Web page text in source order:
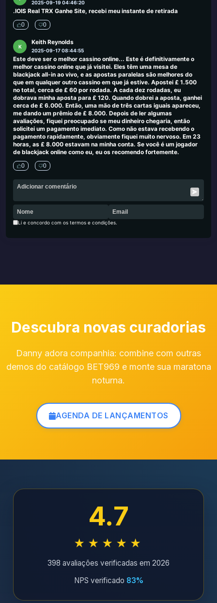
2025-09-19 04:46:20
.IOIS Real TRX Ganhe Site, recebi meu instante de retirada
0 0
K
Keith Reynolds
2025-09-17 08:44:55
Este deve ser o melhor cassino online... Este é definitivamente o
melhor cassino online que já visitei. Eles têm uma mesa de
blackjack all-in ao vivo, e as apostas paralelas são melhores do
que em qualquer outro cassino em que já estive. Apostei £ 1.500
no total, cerca de £ 60 por rodada. A cada dez rodadas, eu
dobrava minha aposta para £ 120. Quando dobrei a aposta, ganhei
cerca de £ 6.000. Então, uma mão de três cartas iguais apareceu,
me dando um prêmio de £ 8.000. Depois de ler algumas
avaliações, fiquei preocupado se meu dinheiro chegaria, então
solicitei um pagamento imediato. Como não estava recebendo o
pagamento rapidamente, obviamente fiquei muito nervoso. Em 23
horas, as £ 8.000 estavam na minha conta. Se você é um jogador
de blackjack online como eu, eu os recomendo fortemente.
0 0
Li e concordo com os termos e condições.
Descubra novas curadorias
Danny adora companhia: combine com outras
demos do catálogo BET969 e monte sua maratona
noturna.
AGENDA DE LANÇAMENTOS
4.7
★★★★★
398 avaliações verificadas em 2026
NPS verificado 83%